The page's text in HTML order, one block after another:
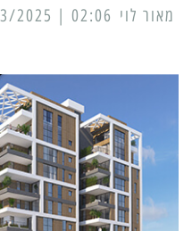
מאור לוי 02:06 | 25/03/2025